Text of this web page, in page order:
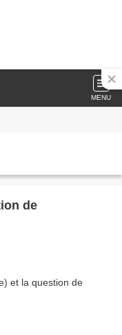
MENU
de